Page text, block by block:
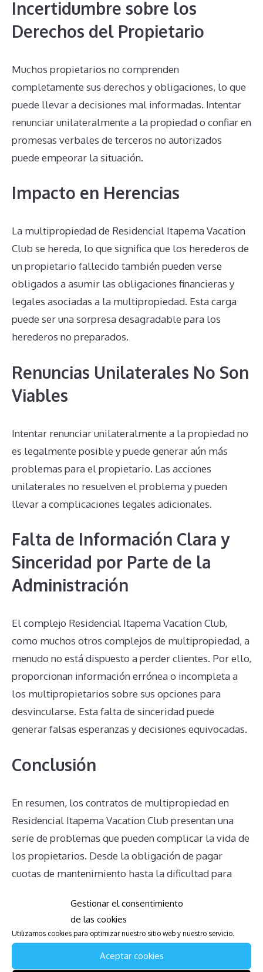
Gestionar el consentimiento
de las cookies
Utilizamos cookies para optimizar nuestro sitio web y nuestro servicio.
Aceptar cookies
Incertidumbre sobre los
Derechos del Propietario
Muchos propietarios no comprenden
completamente sus derechos y obligaciones, lo que
puede llevar a decisiones mal informadas. Intentar
renunciar unilateralmente a la propiedad o confiar en
promesas verbales de terceros no autorizados
puede empeorar la situación.
Impacto en Herencias
La multipropiedad de Residencial Itapema Vacation
Club se hereda, lo que significa que los herederos de
un propietario fallecido también pueden verse
obligados a asumir las obligaciones financieras y
legales asociadas a la multipropiedad. Esta carga
puede ser una sorpresa desagradable para los
herederos no preparados.
Renuncias Unilaterales No Son
Viables
Intentar renunciar unilateralmente a la propiedad no
es legalmente posible y puede generar aún más
problemas para el propietario. Las acciones
unilaterales no resuelven el problema y pueden
llevar a complicaciones legales adicionales.
Falta de Información Clara y
Sinceridad por Parte de la
Administración
El complejo Residencial Itapema Vacation Club,
como muchos otros complejos de multipropiedad, a
menudo no está dispuesto a perder clientes. Por ello,
proporcionan información errónea o incompleta a
los multipropietarios sobre sus opciones para
desvincularse. Esta falta de sinceridad puede
generar falsas esperanzas y decisiones equivocadas.
Conclusión
En resumen, los contratos de multipropiedad en
Residencial Itapema Vacation Club presentan una
serie de problemas que pueden complicar la vida de
los propietarios. Desde la obligación de pagar
cuotas de mantenimiento hasta la dificultad para
mercado real para vender la multipropiedad, es
crucial que los propietarios estén plenamente
informados sobre estos desafíos. Tomar decisiones
bien fundamentadas y buscar asesoramiento legal